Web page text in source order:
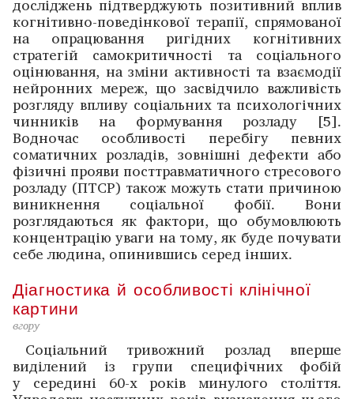
когнітивно-­поведінкової терапії, спрямованої
на опрацювання ри­гідних когнітивних
стратегій самокритич­ності та соці­ального
оцінювання, на зміни активності та взаємодії
нейро­нних мереж, що засвідчило важливість
розгляду впливу соціальних та психологічних
чинників на формування розладу [5].
Водночас особливості перебігу певних
соматичних розладів, зовнішні дефекти або
фізичні ­прояви посттравматичного стресового
розладу (ПТСР) ­також можуть стати причиною
виникнення соціальної фобії. Вони
розглядаються як фактори, що обумовлюють
концентрацію уваги на тому, як буде почувати
себе людина, опинившись серед інших.
Діагностика й особливості клінічної
картини
вгору
Соціальний тривожний розлад вперше
виділений із групи специфічних фобій
у середині 60-х років ми­нулого століття.